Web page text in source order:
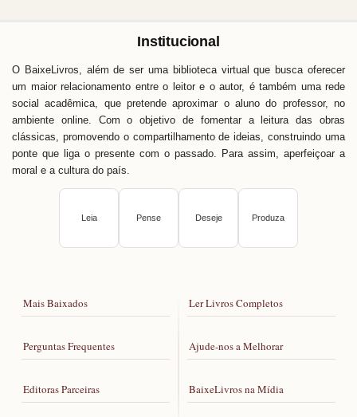
Institucional
O BaixeLivros, além de ser uma biblioteca virtual que busca oferecer
um maior relacionamento entre o leitor e o autor, é também uma rede
social acadêmica, que pretende aproximar o aluno do professor, no
ambiente online. Com o objetivo de fomentar a leitura das obras
clássicas, promovendo o compartilhamento de ideias, construindo uma
ponte que liga o presente com o passado. Para assim, aperfeiçoar a
moral e a cultura do país.
Leia Pense Deseje Produza
Mais Baixados
Perguntas Frequentes
Editoras Parceiras
Ler Livros Completos
Ajude-nos a Melhorar
BaixeLivros na Mídia